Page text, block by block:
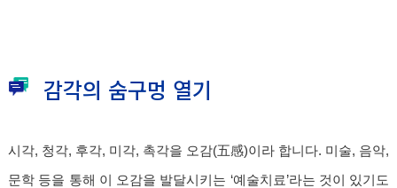
감각의 숨구멍 열기
시각, 청각, 후각, 미각, 촉각을 오감(五感)이라 합니다. 미술, 음악,
문학 등을 통해 이 오감을 발달시키는 ‘예술치료’라는 것이 있기도